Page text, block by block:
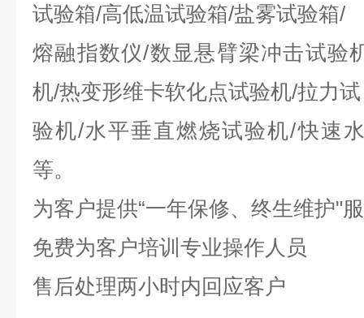
试验箱/高低温试验箱/盐雾试验箱/
熔融指数仪/数显悬臂梁冲击试验
机/热变形维卡软化点试验机/拉力试
验机/水平垂直燃烧试验机/快速
等。
为客户提供“一年保修、终生维护"
免费为客户培训专业操作人员
售后处理两小时内回应客户